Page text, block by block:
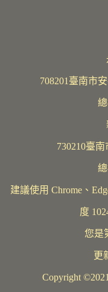
708201臺南市
730210臺
建議使用 Chrome、
度
您是
更
Copyright